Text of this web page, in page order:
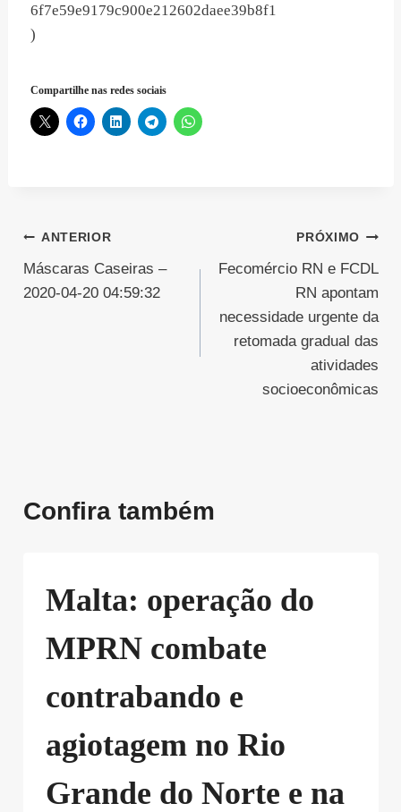
6f7e59e9179c900e212602daee39b8f1
)
Compartilhe nas redes sociais
Navegação
de
ANTERIOR
Máscaras Caseiras –
2020-04-20 04:59:32
PRÓXIMO
Fecomércio RN e FCDL
RN apontam
necessidade urgente da
retomada gradual das
atividades
socioeconômicas
Confira também
Malta: operação do
MPRN combate
contrabando e
agiotagem no Rio
Grande do Norte e na